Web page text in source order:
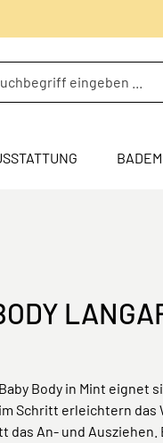
Body in Mint eignet
Schritt erleichtern das
das An- und